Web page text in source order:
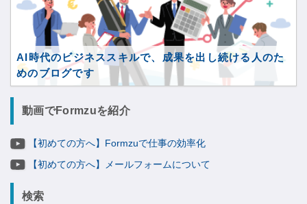
AI時代のビジネススキルで、成果を出し続ける人のた
めのブログです
動画でFormzuを紹介
【初めての方へ】Formzuで仕事の効率化
【初めての方へ】メールフォームについて
検索